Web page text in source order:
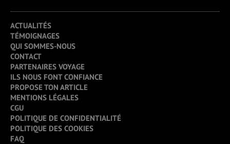
ACTUALITÉS
TÉMOIGNAGES
QUI SOMMES-NOUS
CONTACT
PARTENAIRES VOYAGE
ILS NOUS FONT CONFIANCE
PROPOSE TON ARTICLE
MENTIONS LÉGALES
CGU
POLITIQUE DE CONFIDENTIALITÉ
POLITIQUE DES COOKIES
FAQ